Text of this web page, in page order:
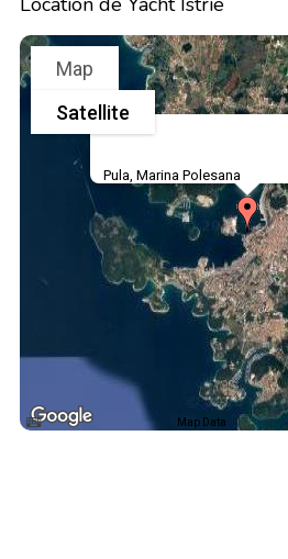
Pula, Marina Polesana
Map
Satellite
Map Data